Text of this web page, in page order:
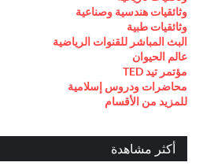
وثائقيات هندسية وصناعية
وثائقيات طبية
البث المباشر للقنوات الرياضية
عالم الحيوان
مؤتمر تيد TED
محاضرات ودروس إسلامية
للمزيد من الأقسام
أكثر مشاهدة